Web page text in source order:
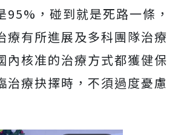
95%，碰到就是死路一條，
療有所進展及多科團隊治療
內核准的治療方式都獲健保
治療抉擇時，不須過度憂慮